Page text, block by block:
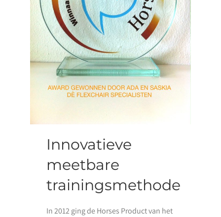
Innovatieve
meetbare
trainingsmethode
In 2012 ging de Horses Product van het